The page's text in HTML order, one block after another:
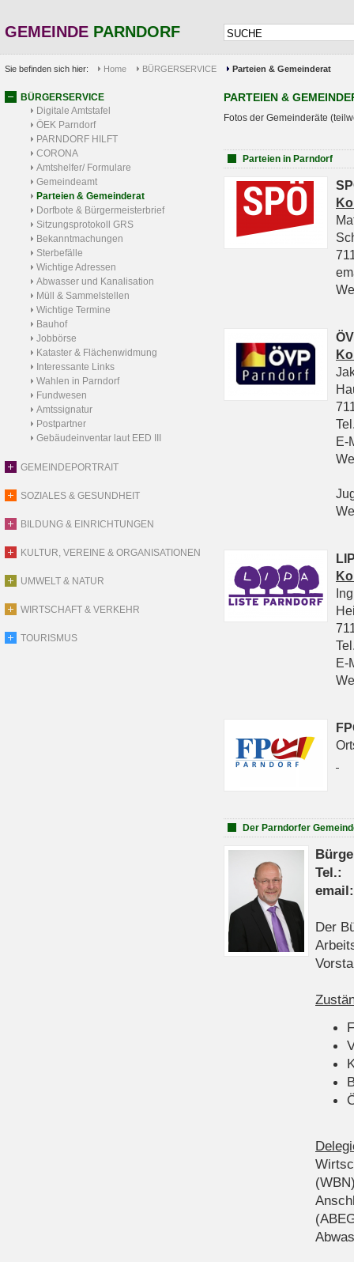
GEMEINDE PARNDORF
Sie befinden sich hier: Home BÜRGERSERVICE Parteien & Gemeinderat
BÜRGERSERVICE
Digitale Amtstafel
ÖEK Parndorf
PARNDORF HILFT
CORONA
Amtshelfer/ Formulare
Gemeindeamt
Parteien & Gemeinderat
Dorfbote & Bürgermeisterbrief
Sitzungsprotokoll GRS
Bekanntmachungen
Sterbefälle
Wichtige Adressen
Abwasser und Kanalisation
Müll & Sammelstellen
Wichtige Termine
Bauhof
Jobbörse
Kataster & Flächenwidmung
Interessante Links
Wahlen in Parndorf
Fundwesen
Amtssignatur
Postpartner
Gebäudeinventar laut EED III
GEMEINDEPORTRAIT
SOZIALES & GESUNDHEIT
BILDUNG & EINRICHTUNGEN
KULTUR, VEREINE & ORGANISATIONEN
UMWELT & NATUR
WIRTSCHAFT & VERKEHR
TOURISMUS
PARTEIEN &
Fotos der Gemeinderäte
Parteien in Parndorf
E-
E-
Der Parndorfer
Der